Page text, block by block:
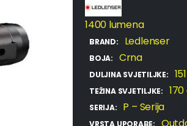
1400 lumena
BRAND: Ledlenser
BOJA: Crna
DULJINA SVJETILJKE:
TEŽINA SVJETILJKE:
SERIJA: P – Serija
VRSTA UPORABE: